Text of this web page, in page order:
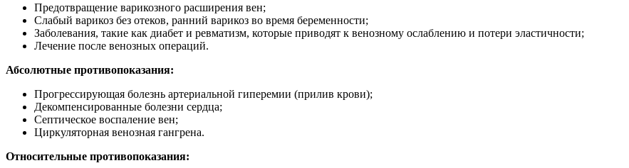
Предотвращение варикозного расширения вен;
Слабый варикоз без отеков, ранний варикоз во время беременности;
Заболевания, такие как диабет и ревматизм, которые приводят к венозному ослаблению и потери эластичности;
Лечение после венозных операций.
Абсолютные противопоказания:
Прогрессирующая болезнь артериальной гиперемии (прилив крови);
Декомпенсированные болезни сердца;
Септическое воспаление вен;
Циркуляторная венозная гангрена.
Относительные противопоказания: